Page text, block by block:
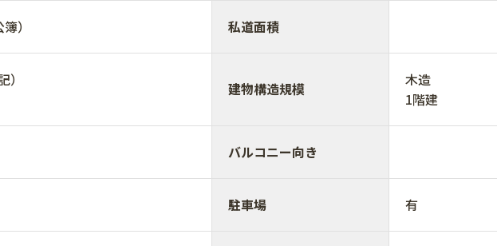
） 私道面積
建物構造規模
木造
1階建
バルコニー向き
駐車場 有